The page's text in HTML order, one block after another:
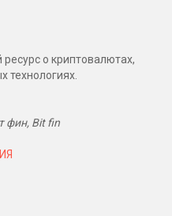
о криптовалютах,
технологиях.
фин, Bit fin